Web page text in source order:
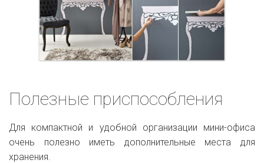
Полезные приспособления
Для компактной и удобной организации мини-офиса
очень полезно иметь дополнительные места для
хранения.